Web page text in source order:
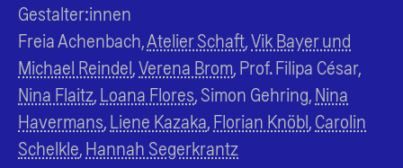
Gestalter:innen
Freia Achenbach, Atelier Schaft Vik Bayer und
Michael Reindel Verena Brom , Prof. Filipa César,
Nina Flaitz Loana Flores , Simon Gehring, Nina
Havermans Liene Kazaka Florian Knöbl Carolin
Schelkle Hannah Segerkrantz